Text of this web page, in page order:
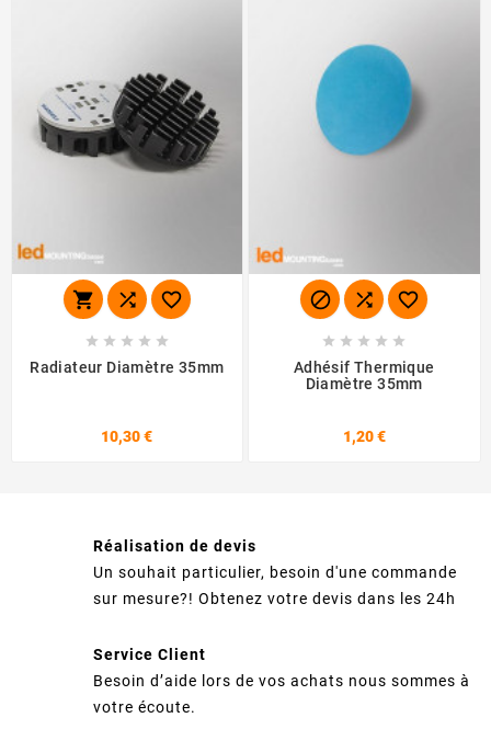
  
    
Radiateur Diamètre 35mm
10,30 €
  
    
Adhésif Thermique
Diamètre 35mm
1,20 €
Réalisation de devis
Un souhait particulier, besoin d'une commande
sur mesure?! Obtenez votre devis dans les 24h
Service Client
Besoin d’aide lors de vos achats nous sommes à
votre écoute.